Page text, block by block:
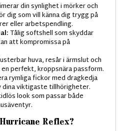
din synlighet i mörker och
dig som vill känna dig trygg på
eller arbetspendling.
Tålig softshell som skyddar
att kompromissa på
huva, resår i ärmslut och
perfekt, kroppsnära passform.
rymliga fickor med dragkedja
dina viktigaste tillhörigheter.
look som passar både
Reflex?